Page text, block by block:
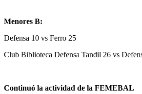
Menores B:
Defensa 10 vs Ferro 25
Club Biblioteca Defensa Tandil 26 vs
Continuó la actividad de la FEMEBAL